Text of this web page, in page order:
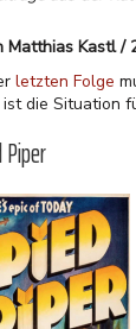
Matthias Kastl /
letzten Folge
die Situation